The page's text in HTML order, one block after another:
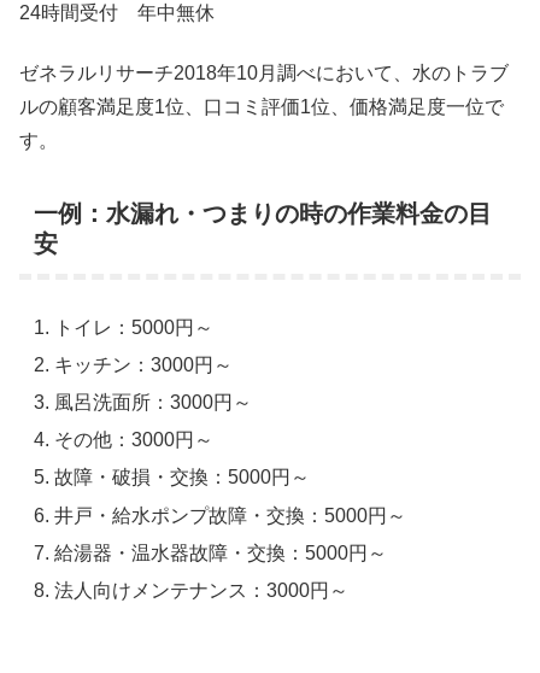
24時間受付 年中無休
ゼネラルリサーチ2018年10月調べにおいて、水のトラブ
ルの顧客満足度1位、口コミ評価1位、価格満足度一位で
す。
一例：水漏れ・つまりの時の作業料金の目
安
トイレ：5000円～
キッチン：3000円～
風呂洗面所：3000円～
その他：3000円～
故障・破損・交換：5000円～
井戸・給水ポンプ故障・交換：5000円～
給湯器・温水器故障・交換：5000円～
法人向けメンテナンス：3000円～